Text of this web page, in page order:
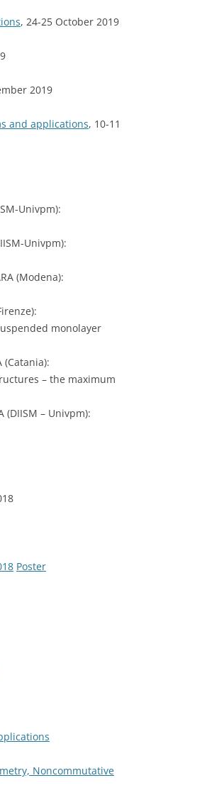
, 24-25 October 2019
2019
and applications, 10-11
Univpm):
Univpm):
(Modena):
monolayer
– the maximum
(DIISM – Univpm):
Poster
Noncommutative